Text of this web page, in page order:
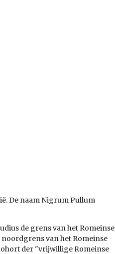
. De naam Nigrum Pullum
de grens van het Romeinse
noordgrens van het Romeinse
der "vrijwillige Romeinse